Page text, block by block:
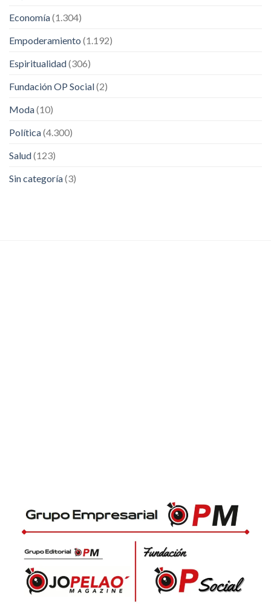
Economía(1.304)
Empoderamiento (1.192)
Espiritualidad(306)
Fundación OP Social(2)
Moda(10)
Política(4.300)
Salud(123)
Sin categoría(3)